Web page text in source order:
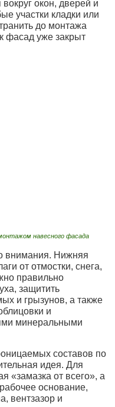
окон, дверей и
участки кладки или
до монтажа
фасад уже закрыт
навесного фасада
внимания. Нижняя
от отмостки, снега,
правильно
защитить
и грызунов, а также
и
минеральными
составов по
идея. Для
«замазка от всего», а
основание,
вентзазор и